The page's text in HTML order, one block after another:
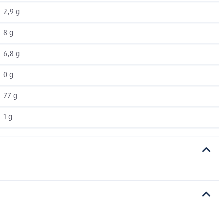
2,9 g
8 g
6,8 g
0 g
77 g
1 g